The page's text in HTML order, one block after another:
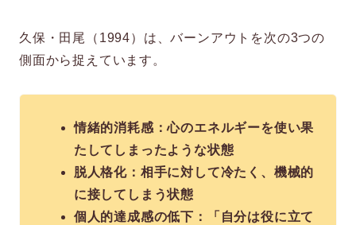
久保・田尾（1994）は、バーンアウトを次の3つの
側面から捉えています。
情緒的消耗感：心のエネルギーを使い果
たしてしまったような状態
脱人格化：相手に対して冷たく、機械的
に接してしまう状態
個人的達成感の低下：「自分は役に立て